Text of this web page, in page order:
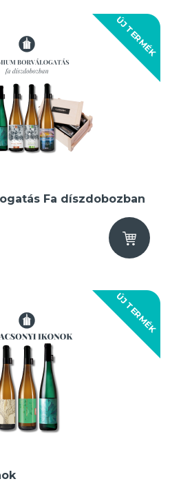
ÚJ TERMÉK
Fa díszdobozban
ÚJ TERMÉK